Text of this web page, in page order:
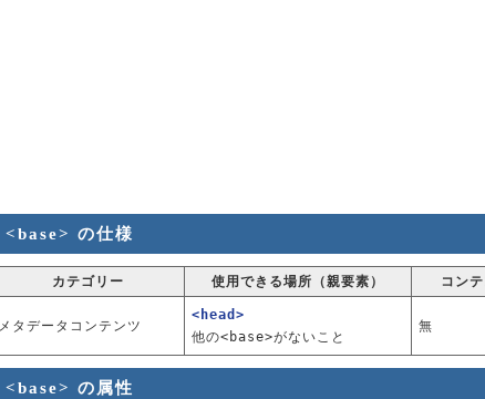
<base> の仕様
カテゴリー 使用できる場所（親要素） コン
メタデータコンテンツ
<head>
他の<base>がないこと
無
<base> の属性